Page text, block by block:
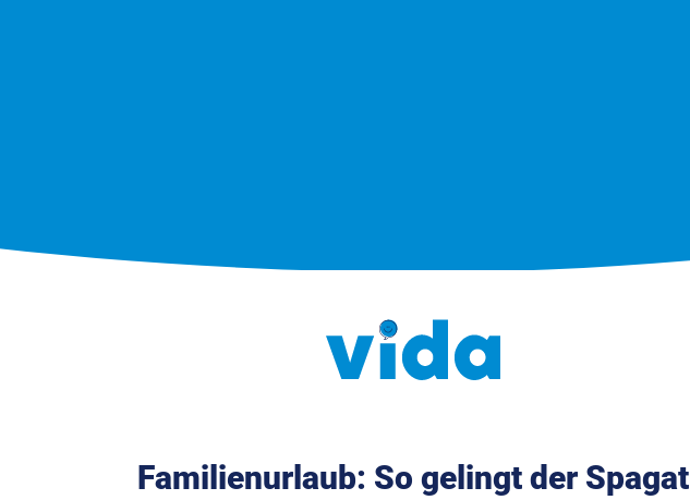
Familienurlaub: So gelingt der Spagat